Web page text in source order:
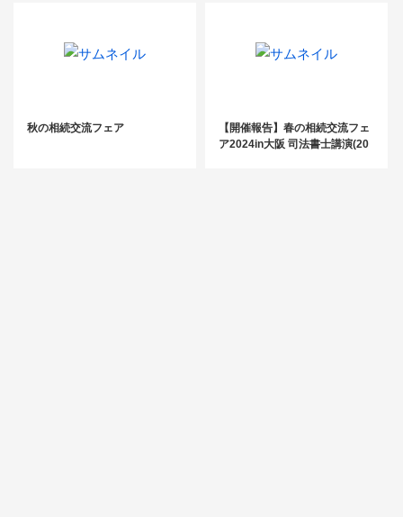
秋の相続交流フェア
【開催報告】春の相続交流フェ
ア2024in大阪 司法書士講演(20